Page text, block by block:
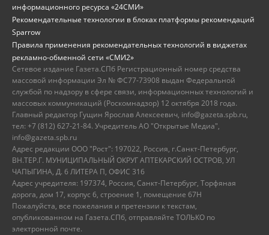
информационного ресурса «24СМИ»
Рекомендательные технологии в блоках платформы рекомендаций
Sparrow
Правила применения рекомендательных технологий в виджетах
рекламно-обменной сети «СМИ2»
Сетевое издание Газета.СПб Регистрационный номер средства
массовой информации Эл № ФС77-73908 выдан Федеральной
службой по надзору в сфере связи, информационных технологий и
массовых коммуникаций (Роскомнадзор) 12 октября 2018 года.
Главный редактор Гущин Ярослав Алексеевич, info@gazeta.spb.ru,
тел: +7 (812) 627-21-84. Учредитель АО "Открытые Медиа",
info@gazeta.spb.ru
Адрес редакции ООО "Рост": 197022, Россия, г.Санкт-Петербург,
ВН.ТЕР.Г. МУНИЦИПАЛЬНЫЙ ОКРУГ АПТЕКАРСКИЙ ОСТРОВ, УЛ
ЧАПЫГИНА, Д. 6 ЛИТЕРА П, ОФИС 316
Адрес учредителя: 197374, Россия, Санкт-Петербург, Торфяная
дорога, дом 17, корпус 6, строение 1, помещение 67Н
Пожалуйста, все пожелания и претензии к текстам,
опубликованном на Газета.СПб, отправляйте ТОЛЬКО по
электронной почте.